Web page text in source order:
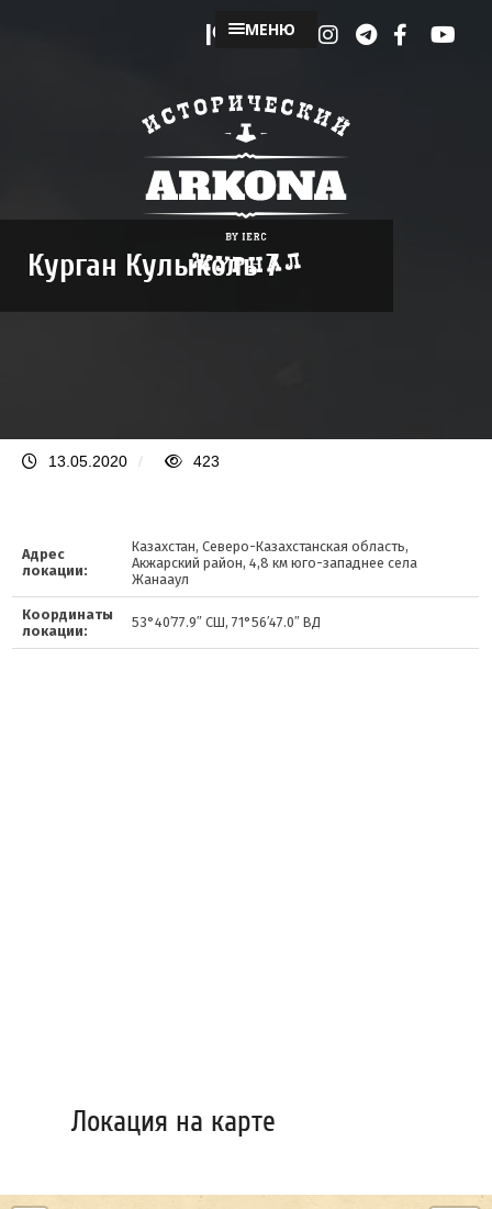
МЕНЮ
Курган Кулыколь 7
13.05.2020 / 423
Адрес
локации:
Казахстан, Северо-Казахстанская область,
Акжарский район, 4,8 км юго-западнее села
Жанааул
Координаты
локации:
53°40′77.9″ СШ, 71°56′47.0″ ВД
Локация на карте